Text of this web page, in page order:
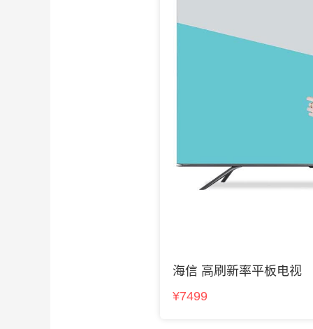
海信 高刷新率平板电视
¥7499